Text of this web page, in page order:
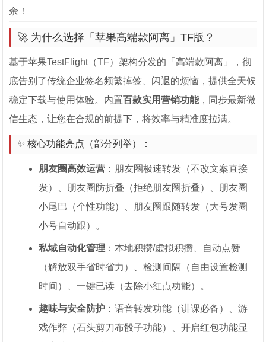
余！
🚀 为什么选择「苹果高端款阿离」TF版？
基于苹果TestFlight（TF）架构分发的「高端款阿离」，彻
底告别了传统企业签名频繁掉签、闪退的烦恼，提供全天候
稳定下载与使用体验。内置百款实用营销功能，同步最新微
信生态，让您在合规的前提下，将效率与精准度拉满。
✨ 核心功能亮点（部分列举）：
朋友圈高效运营 ：朋友圈极速转发（不改文案直接
发）、朋友圈防折叠（拒绝朋友圈折叠）、朋友圈
小尾巴（个性功能）、朋友圈跟随转发（大号发圈
小号自动跟）。
私域自动化管理 ：本地积攒/虚拟积攒、自动点赞
（解放双手省时省力）、检测间隔（自由设置检测
时间）、一键已读（去除小红点功能）。
趣味与安全防护 ：语音转发功能（讲课必备）、游
戏作弊（石头剪刀布骰子功能）、开启红包功能显